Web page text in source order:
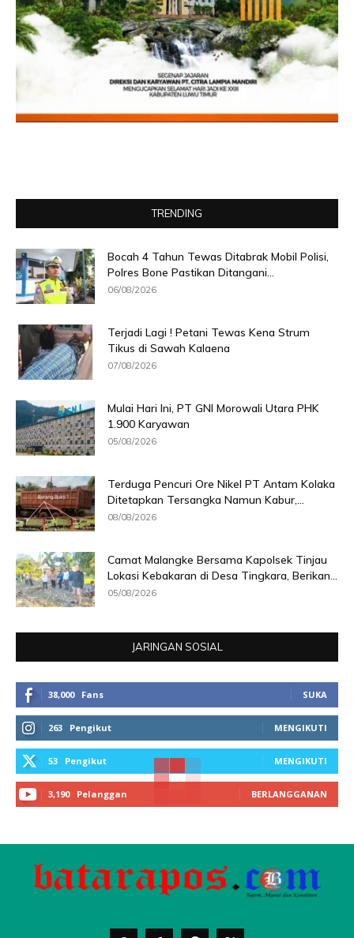
TRENDING
Bocah 4 Tahun Tewas Ditabrak Mobil Polisi,
Polres Bone Pastikan Ditangani...
06/08/2026
Terjadi Lagi ! Petani Tewas Kena Strum
Tikus di Sawah Kalaena
07/08/2026
Mulai Hari Ini, PT GNI Morowali Utara PHK
1.900 Karyawan
05/08/2026
Terduga Pencuri Ore Nikel PT Antam Kolaka
Ditetapkan Tersangka Namun Kabur,...
08/08/2026
Camat Malangke Bersama Kapolsek Tinjau
Lokasi Kebakaran di Desa Tingkara, Berikan...
05/08/2026
JARINGAN SOSIAL
38,000 Fans SUKA
263 Pengikut MENGIKUTI
53 Pengikut MENGIKUTI
3,190 Pelanggan BERLANGGANAN